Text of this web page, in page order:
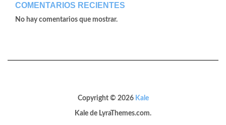
COMENTARIOS RECIENTES
No hay comentarios que mostrar.
Copyright © 2026 Kale
Kale de LyraThemes.com.